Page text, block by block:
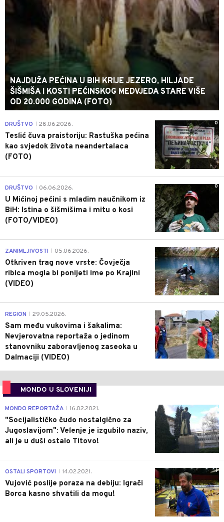
NAJDUŽA PEĆINA U BIH KRIJE JEZERO, HILJADE
ŠIŠMIŠA I KOSTI PEĆINSKOG MEDVJEDA STARE VIŠE
OD 20.000 GODINA (FOTO)
0
DRUŠTVO 28.06.2026.
Teslić čuva praistoriju: Rastuška pećina
kao svjedok života neandertalaca
(FOTO)
0
DRUŠTVO 06.06.2026.
U Mićinoj pećini s mladim naučnikom iz
BiH: Istina o šišmišima i mitu o kosi
(FOTO/VIDEO)
0
ZANIMLJIVOSTI 05.06.2026.
Otkriven trag nove vrste: Čovječja
ribica mogla bi ponijeti ime po Krajini
(VIDEO)
0
REGION 29.05.2026.
Sam među vukovima i šakalima:
Nevjerovatna reportaža o jedinom
stanovniku zaboravljenog zaseoka u
Dalmaciji (VIDEO)
MONDO U SLOVENIJI
4
MONDO REPORTAŽA 16.02.2021.
"Socijalističko čudo nostalgično za
Jugoslavijom": Velenje je izgubilo naziv,
ali je u duši ostalo Titovo!
1
OSTALI SPORTOVI 14.02.2021.
Vujović poslije poraza na debiju: Igrači
Borca kasno shvatili da mogu!